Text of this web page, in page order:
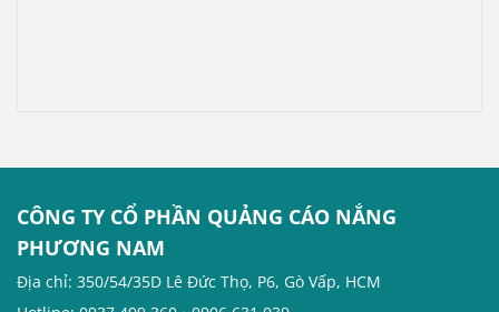
CÔNG TY CỔ PHẦN QUẢNG CÁO NẮNG
PHƯƠNG NAM
Địa chỉ: 350/54/35D Lê Đức Thọ, P6, Gò Vấp, HCM